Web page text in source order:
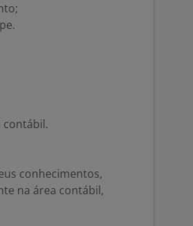
contábil.
conhecimentos,
na área contábil,